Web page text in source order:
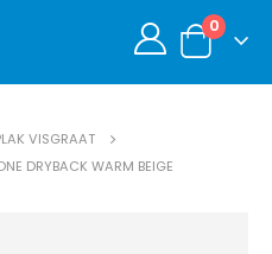
0
VISGRAAT
DRYBACK WARM BEIGE